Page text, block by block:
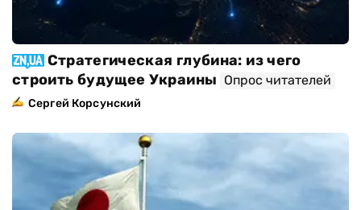
Стратегическая глубина: из чего
строить будущее Украины Опрос читателей
Сергей Корсунский